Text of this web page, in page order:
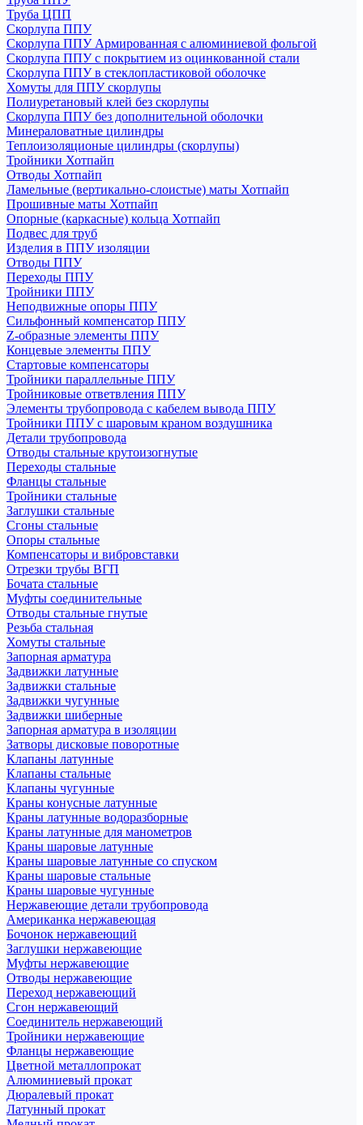
Труба ЦПП
Скорлупа ППУ
Скорлупа ППУ Армированная с алюминиевой фольгой
Скорлупа ППУ с покрытием из оцинкованной стали
Скорлупа ППУ в стеклопластиковой оболочке
Хомуты для ППУ скорлупы
Полиуретановый клей без скорлупы
Скорлупа ППУ без дополнительной оболочки
Минераловатные цилиндры
Теплоизоляционые цилиндры (скорлупы)
Тройники Хотпайп
Отводы Хотпайп
Ламельные (вертикально-слоистые) маты Хотпайп
Прошивные маты Хотпайп
Опорные (каркасные) кольца Хотпайп
Подвес для труб
Изделия в ППУ изоляции
Отводы ППУ
Переходы ППУ
Тройники ППУ
Неподвижные опоры ППУ
Cильфонный компенсатор ППУ
Z-образные элементы ППУ
Концевые элементы ППУ
Стартовые компенсаторы
Тройники параллельные ППУ
Тройниковые ответвления ППУ
Элементы трубопровода с кабелем вывода ППУ
Тройники ППУ с шаровым краном воздушника
Детали трубопровода
Отводы стальные крутоизогнутые
Переходы стальные
Фланцы стальные
Тройники стальные
Заглушки стальные
Сгоны стальные
Опоры стальные
Компенсаторы и вибровставки
Отрезки трубы ВГП
Бочата стальные
Муфты соединительные
Отводы стальные гнутые
Резьба стальная
Хомуты стальные
Запорная арматура
Задвижки латунные
Задвижки стальные
Задвижки чугунные
Задвижки шиберные
Запорная арматура в изоляции
Затворы дисковые поворотные
Клапаны латунные
Клапаны стальные
Клапаны чугунные
Краны конусные латунные
Краны латунные водоразборные
Краны латунные для манометров
Краны шаровые латунные
Краны шаровые латунные со спуском
Краны шаровые стальные
Краны шаровые чугунные
Нержавеющие детали трубопровода
Американка нержавеющая
Бочонок нержавеющий
Заглушки нержавеющие
Муфты нержавеющие
Отводы нержавеющие
Переход нержавеющий
Сгон нержавеющий
Соединитель нержавеющий
Тройники нержавеющие
Фланцы нержавеющие
Цветной металлопрокат
Алюминиевый прокат
Дюралевый прокат
Латунный прокат